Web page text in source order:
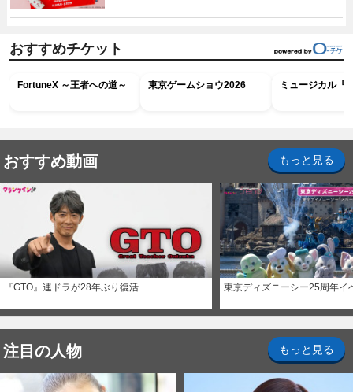
おすすめチケット
FortuneX ～王者への道～ 東京ゲームショウ2026 ミュージカル『
おすすめ動画 もっと見る
『GTO』連ドラが28年ぶり復活 東京ディズニーシー25周年イ
注目の人物 もっと見る